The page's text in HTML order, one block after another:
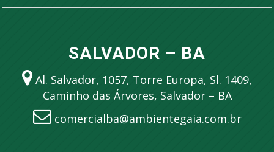
SALVADOR – BA
Al. Salvador, 1057, Torre Europa, Sl. 1409,
Caminho das Árvores, Salvador – BA
comercialba@ambientegaia.com.br